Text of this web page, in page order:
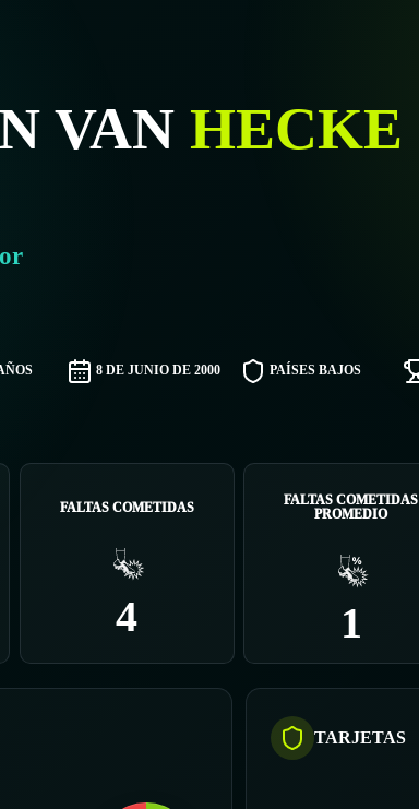
VAN HECKE
8 DE JUNIO DE 2000 PAÍSES BAJOS
FALTAS COMETIDAS
4
FALTAS COMETIDAS
PROMEDIO
1
TARJETAS